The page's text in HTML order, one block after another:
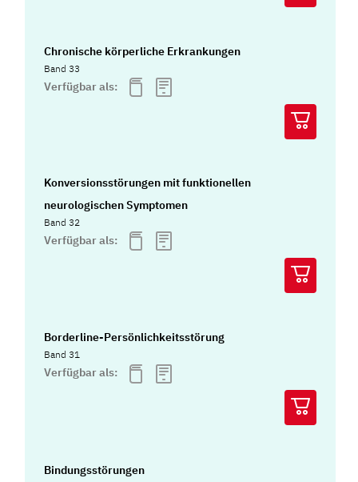
Chronische körperliche Erkrankungen
Band 33
Verfügbar als:
Konversionsstörungen mit funktionellen
neurologischen Symptomen
Band 32
Verfügbar als:
Borderline-Persönlichkeitsstörung
Band 31
Verfügbar als:
Bindungsstörungen